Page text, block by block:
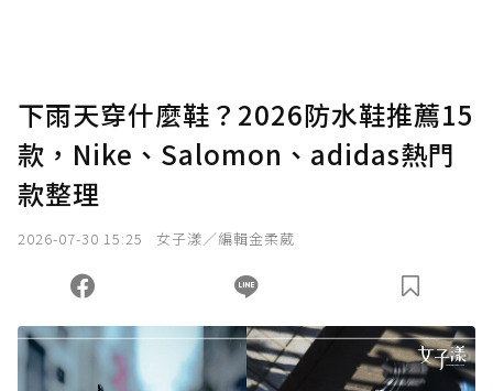
確認送出
您當前剩餘 U 利點數：0點；前往 購買點數
下雨天穿什麼鞋？2026防水鞋推薦15
款，Nike、Salomon、adidas熱門
款整理
2026-07-30 15:25 女子漾／編輯金柔葳